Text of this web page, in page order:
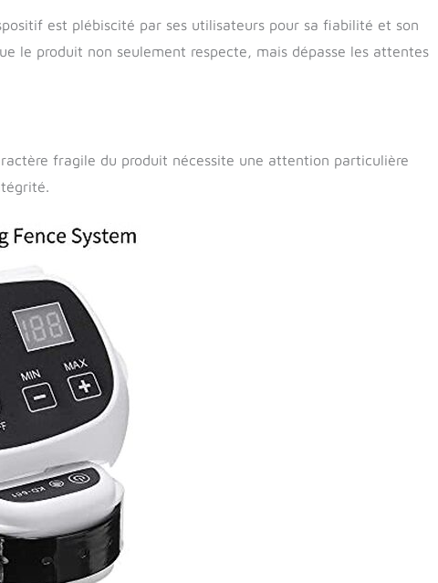
est plébiscité par ses utilisateurs pour sa fiabilité et son
le produit non seulement respecte, mais dépasse les attentes
fragile du produit nécessite une attention particulière